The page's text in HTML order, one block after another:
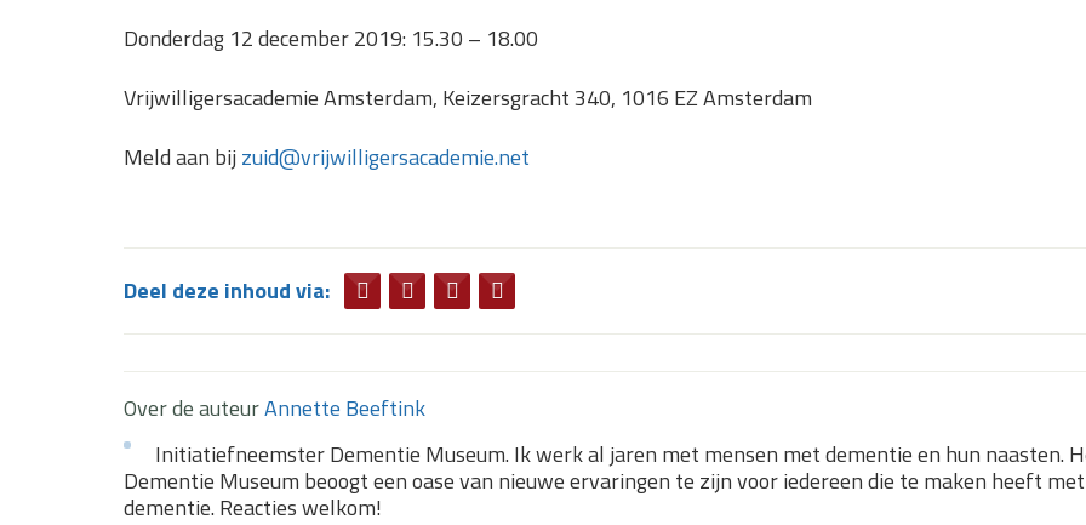
Donderdag 12 december 2019: 15.30 – 18.00
Vrijwilligersacademie Amsterdam, Keizersgracht 340, 1016 EZ Amsterdam
Meld aan bij zuid@vrijwilligersacademie.net
Deel deze inhoud via:
Over de auteurAnnette Beeftink
Initiatiefneemster Dementie Museum. Ik werk al jaren met mensen met dementie en hun naasten.
Dementie Museum beoogt een oase van nieuwe ervaringen te zijn voor iedereen die te maken heeft met
dementie. Reacties welkom!